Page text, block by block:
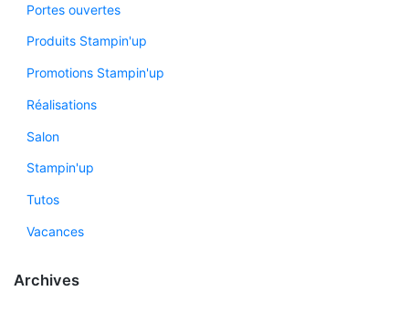
Portes ouvertes
Produits Stampin'up
Promotions Stampin'up
Réalisations
Salon
Stampin'up
Tutos
Vacances
Archives